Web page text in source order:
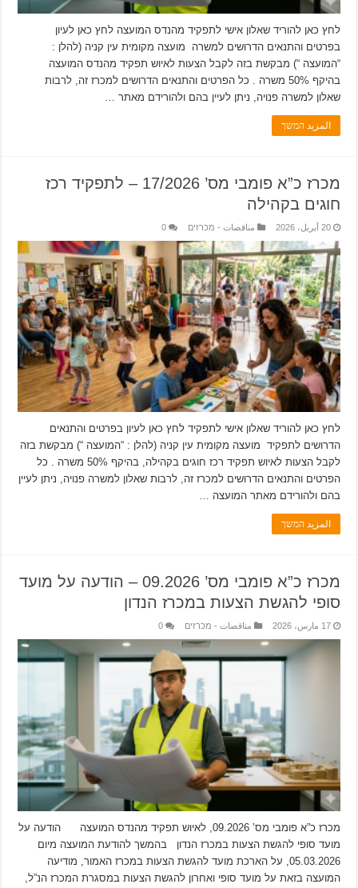
לחץ כאן להוריד שאלון אישי לתפקיד מהנדס המועצה לחץ כאן לעיון
בפרטים והתנאים הדרושים למשרה מועצה מקומית עין קניה (להלן :
“המועצה “) מבקשת בזה לקבל הצעות לאיוש תפקיד מהנדס המועצה
בהיקף 50% משרה . כל הפרטים והתנאים הדרושים למכרז זה, לרבות
שאלון למשרה פנויה, ניתן לעיין בהם ולהורידם מאתר …
المزيد המשך
מכרז כ”א פומבי מס’ 17/2026 – לתפקיד רכז
חוגים בקהילה
20 أبريل، 2026 مناقصات - מכרזים 0
לחץ כאן להוריד שאלון אישי לתפקיד לחץ כאן לעיון בפרטים והתנאים
הדרושים לתפקיד מועצה מקומית עין קניה (להלן : “המועצה “) מבקשת בזה
לקבל הצעות לאיוש תפקיד רכז חוגים בקהילה, בהיקף 50% משרה . כל
הפרטים והתנאים הדרושים למכרז זה, לרבות שאלון למשרה פנויה, ניתן לעיין
בהם ולהורידם מאתר המועצה …
المزيد המשך
מכרז כ”א פומבי מס’ 09.2026 – הודעה על מועד
סופי להגשת הצעות במכרז הנדון
17 مارس، 2026 مناقصات - מכרזים 0
מכרז כ”א פומבי מס’ 09.2026, לאיוש תפקיד מהנדס המועצה הודעה על
מועד סופי להגשת הצעות במכרז הנדון בהמשך להודעת המועצה מיום
05.03.2026, על הארכת מועד להגשת הצעות במכרז האמור, מודיעה
המועצה בזאת על מועד סופי ואחרון להגשת הצעות במסגרת המכרז הנ”ל,